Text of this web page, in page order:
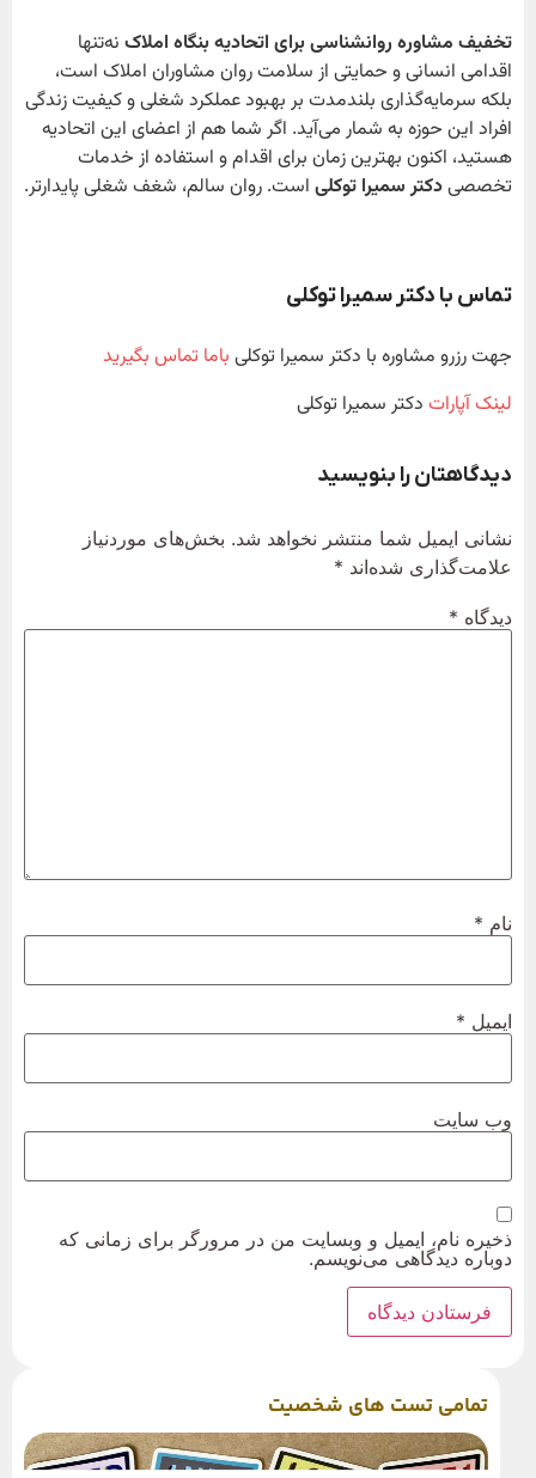
تخفیف مشاوره روانشناسی برای اتحادیه بنگاه املاکنه‌تنها
اقدامی انسانی و حمایتی از سلامت روان مشاوران املاک است،
بلکه سرمایه‌گذاری بلندمدت بر بهبود عملکرد شغلی و کیفیت زندگی
افراد این حوزه به شمار می‌آید. اگر شما هم از اعضای این اتحادیه
هستید، اکنون بهترین زمان برای اقدام و استفاده از خدمات
تخصصیدکتر سمیرا توکلیاست. روان سالم، شغف شغلی پایدارتر.
تماس با دکتر سمیرا توکلی
جهت رزرو مشاوره با دکتر سمیرا توکلیباما تماس بگیرید
لینک آپاراتدکتر سمیرا توکلی
دیدگاهتان را بنویسید
نشانی ایمیل شما منتشر نخواهد شد. بخش‌های موردنیاز
علامت‌گذاری شده‌اند*
دیدگاه*
نام*
ایمیل*
وب‌ سایت
ذخیره نام، ایمیل و وبسایت من در مرورگر برای زمانی که
دوباره دیدگاهی می‌نویسم.
تمامی تست های شخصیت